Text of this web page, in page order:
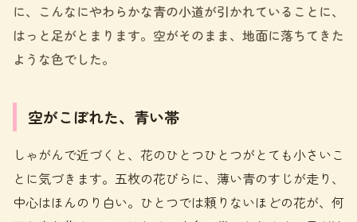
に、こんなにやわらかな青の小道が引かれていることに、
はっと足がとまります。空がそのまま、地面に落ちてきた
ような色でした。
空がこぼれた、青い帯
しゃがんで近づくと、花のひとつひとつがとても小さいこ
とに気づきます。五枚の花びらに、薄い青のすじが走り、
中心はほんのり白い。ひとつでは頼りないほどの花が、何